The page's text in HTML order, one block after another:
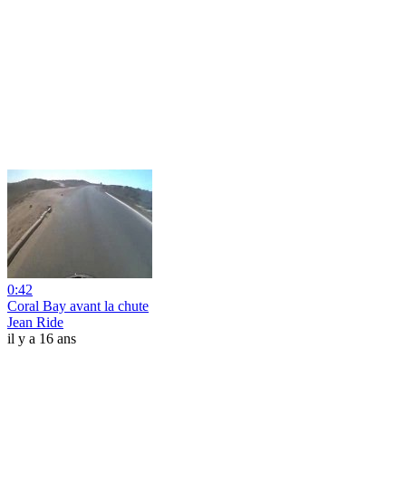
0:42
Coral Bay avant la chute
Jean Ride
il y a 16 ans